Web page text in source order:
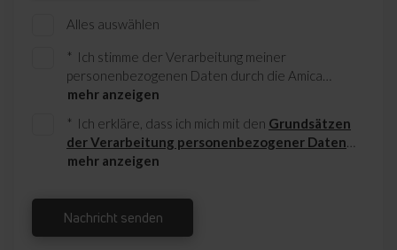
Alles auswählen
Ich stimme der Verarbeitung meiner
personenbezogenen Daten durch die Amica
International GmbH mit Sitz in Ascheberg (59387)
Analyse und Beantwortung der im Formular
enthaltenen Frage(n) zu.
mehr anzeigen
Ich erkläre, dass ich mich mit den Grundsätzen
der Verarbeitung personenbezogener Daten
vertraut gemacht habe.
mehr anzeigen
Nachricht senden